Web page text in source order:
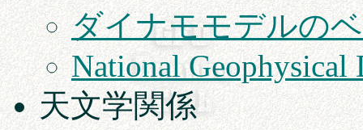
ダイナモモデルの
National Geophysical
天文学関係